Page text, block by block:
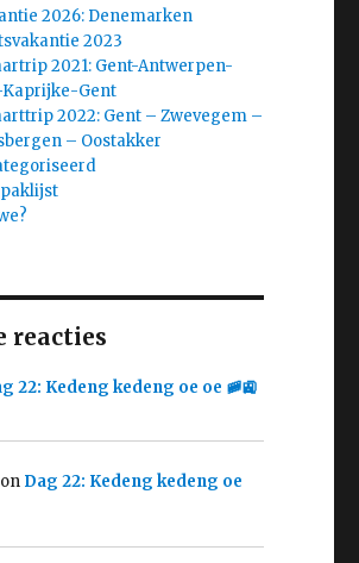
2026: Denemarken
2023
2021: Gent-Antwerpen-
Kaprijke-Gent
2022: Gent – Zwevegem –
– Oostakker
reacties
22: Kedeng kedeng oe oe 🚞🚉
Dag 22: Kedeng kedeng oe